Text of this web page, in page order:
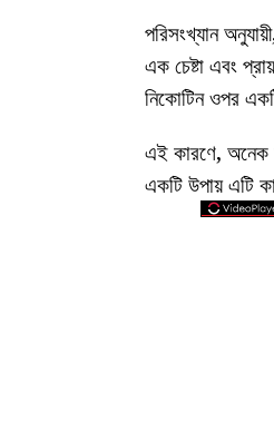
পরিসংখ্যান
এক চেষ্টা এবং
নিকোটিন ওপর
এই কারণে, অনেক
একটি উপায় এটি